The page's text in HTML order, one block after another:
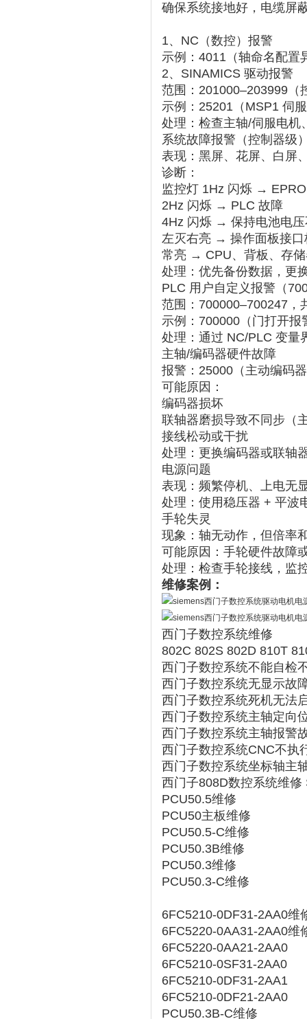
确保系统接地好，电缆屏
‌1、NC（数控）报警‌
示例‌：4011（轴命名配置
2、‌SINAMICS 驱动报警‌
范围‌：201000–203999（
示例‌：25201（MSP1 伺
处理‌：检查主轴/伺服电机
系统故障报警（控制器级
表现‌：黑屏、花屏、白屏
‌诊断‌：
监控灯 1Hz 闪烁 →
2Hz 闪烁 → PLC 故障
4Hz 闪烁 → 保持电池电压
左灭右亮 → 操作面板接
常亮 → CPU、背板、存
处理‌：优先备份数据，更
‌PLC 用户自定义报警（
范围‌：700000–700247，
示例‌：700000（门打开报
处理‌：通过 NC/PLC 变量
‌主轴/编码器硬件故障‌
报警‌：25000（主动编码
‌可能原因‌：
编码器损坏
联轴器磨损导致不同步（
接线松动或干扰 ‌
处理‌：更换编码器或联轴
‌电源问题‌
表现‌：频繁停机、上电无
处理‌：使用稳压器 + 平波
‌手轮失灵‌
现象‌：轴无动作，但倍率
可能原因‌：手轮硬件故障
处理‌：检查手轮接线，监
维修案例：
西门子数控系统维修
802C 802S 802D 810T
西门子数控系统不能自检
西门子数控系统无显示故
西门子数控系统死机无法
西门子数控系统主轴定向
西门子数控系统主轴报警
西门子数控系统CNC不执
西门子数控系统坐标轴主
西门子808D数控系统维
PCU50.5维修
PCU50主板维修
PCU50.5-C维修
PCU50.3B维修
PCU50.3维修
PCU50.3-C维修
6FC5210-0DF31-2AA0维
6FC5220-0AA31-2AA0维
6FC5220-0AA21-2AA0
6FC5210-0SF31-2AA0
6FC5210-0DF31-2AA1
6FC5210-0DF21-2AA0
PCU50.3B-C维修